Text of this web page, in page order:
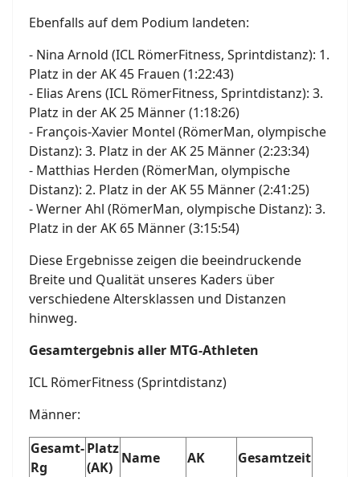
Ebenfalls auf dem Podium landeten:
- Nina Arnold (ICL RömerFitness, Sprintdistanz): 1.
Platz in der AK 45 Frauen (1:22:43)
- Elias Arens (ICL RömerFitness, Sprintdistanz): 3.
Platz in der AK 25 Männer (1:18:26)
- François-Xavier Montel (RömerMan, olympische
Distanz): 3. Platz in der AK 25 Männer (2:23:34)
- Matthias Herden (RömerMan, olympische
Distanz): 2. Platz in der AK 55 Männer (2:41:25)
- Werner Ahl (RömerMan, olympische Distanz): 3.
Platz in der AK 65 Männer (3:15:54)
Diese Ergebnisse zeigen die beeindruckende
Breite und Qualität unseres Kaders über
verschiedene Altersklassen und Distanzen
hinweg.
Gesamtergebnis aller MTG-Athleten
ICL RömerFitness (Sprintdistanz)
Männer:
Gesamt-
Rg
Platz
(AK)
Name AK Gesamtzeit